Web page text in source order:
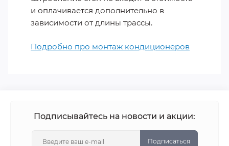
и оплачивается дополнительно в
зависимости от длины трассы.
Подробно про монтаж кондиционеров
Подписывайтесь на новости и акции:
Подписаться